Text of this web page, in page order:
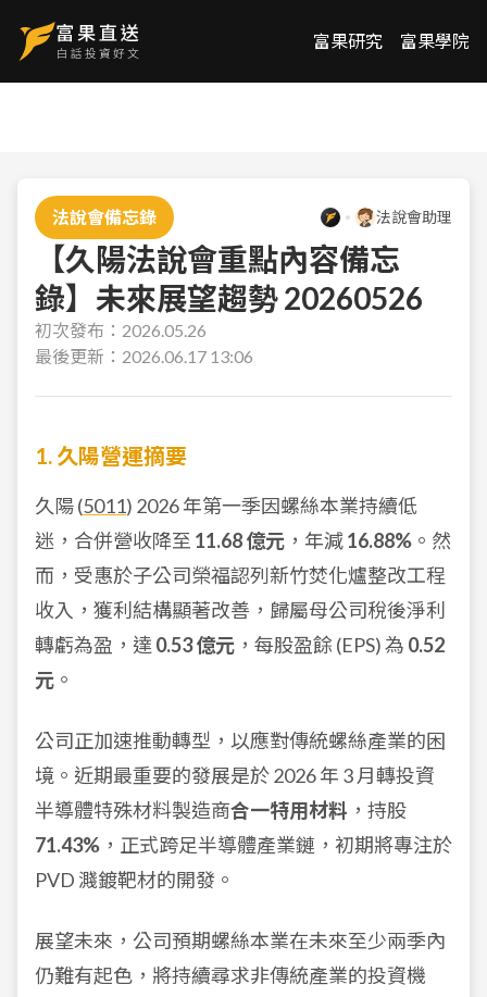
富果研究 富果學院
法說會備忘錄 法說會助理
【久陽法說會重點內容備忘
錄】未來展望趨勢 20260526
初次發布： 2026.05.26
最後更新： 2026.06.17 13:06
1. 久陽營運摘要
久陽 (5011) 2026 年第一季因螺絲本業持續低
迷，合併營收降至 11.68 億元 ，年減16.88% 。然
而，受惠於子公司榮福認列新竹焚化爐整改工程
收入，獲利結構顯著改善，歸屬母公司稅後淨利
轉虧為盈，達 0.53 億元 ，每股盈餘 (EPS) 為 0.52
元 。
公司正加速推動轉型，以應對傳統螺絲產業的困
境。近期最重要的發展是於 2026 年 3 月轉投資
半導體特殊材料製造商合一特用材料 ，持股
71.43% ，正式跨足半導體產業鏈，初期將專注於
PVD 濺鍍靶材的開發。
展望未來，公司預期螺絲本業在未來至少兩季內
仍難有起色，將持續尋求非傳統產業的投資機